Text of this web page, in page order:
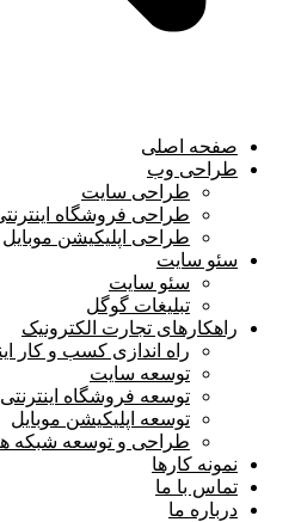
صفحه اصلی
طراحی وب
طراحی سایت
طراحی فروشگاه
طراحی اپلیکیشن موبایل
سئو سایت
سئو سایت
تبلیغات گوگل
راهکارهای تجارت الکترونیک
راه اندازی کسب و کار
توسعه سایت
توسعه فروشگاه اینترنتی
توسعه اپلیکیشن موبایل
طراحی و توسعه شبکه
نمونه کارها
تماس با ما
درباره ما